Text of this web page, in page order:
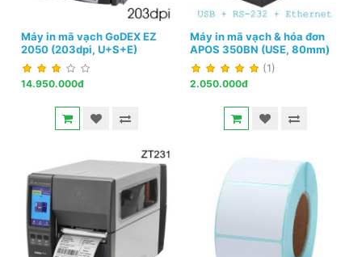
Máy in mã vạch GoDEX EZ
2050 (203dpi, U+S+E)
14.950.000đ
Máy in mã vạch & hóa đơn
APOS 350BN (USE, 80mm)
(1)
2.050.000đ